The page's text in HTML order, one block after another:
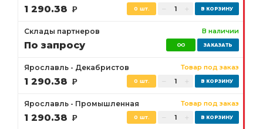
1 290.38 Р 0 шт.
Склады партнеров В наличии
По запросу
Ярославль - Декабристов Товар под заказ
1 290.38 Р 0 шт.
Ярославль - Промышленная Товар под заказ
1 290.38 Р 0 шт.